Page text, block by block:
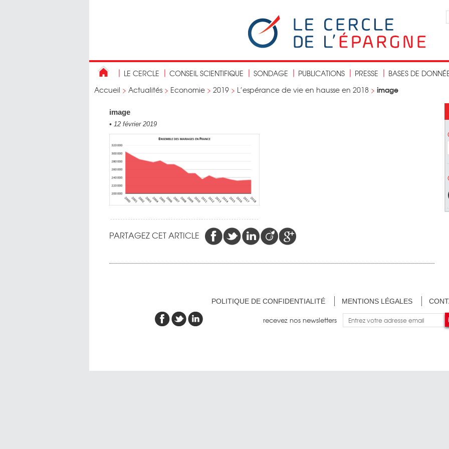
LE CERCLE CONSEIL SCIENTIFIQUE SONDAGE PUBLICATIONS PRESSE
BASES DE
Accueil > Actualités > Economie > 2019 > L’espérance de vie en hausse en 2018 > image
image
• 12 février 2019
PARTAGEZ CET ARTICLE
POLITIQUE DE CONFIDENTIALITÉ MENTIONS LÉGALES
recevez nos newsletters